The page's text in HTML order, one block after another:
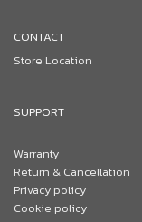
CONTACT
Store Location
SUPPORT
Warranty
Return & Cancellation
Privacy policy
Cookie policy